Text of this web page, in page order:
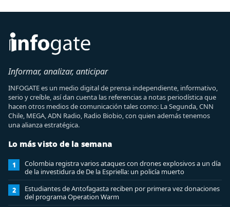
Informar, analizar, anticipar
INFOGATE es un medio digital de prensa independiente, informativo,
serio y creíble, así dan cuenta las referencias a notas periodística que
hacen otros medios de comunicación tales como: La Segunda, CNN
Chile, MEGA, ADN Radio, Radio Biobio, con quien además tenemos
una alianza estratégica.
Lo más visto de la semana
1
Colombia registra varios ataques con drones explosivos a un día
de la investidura de De la Espriella: un policía muerto
2
Estudiantes de Antofagasta reciben por primera vez donaciones
del programa Operation Warm